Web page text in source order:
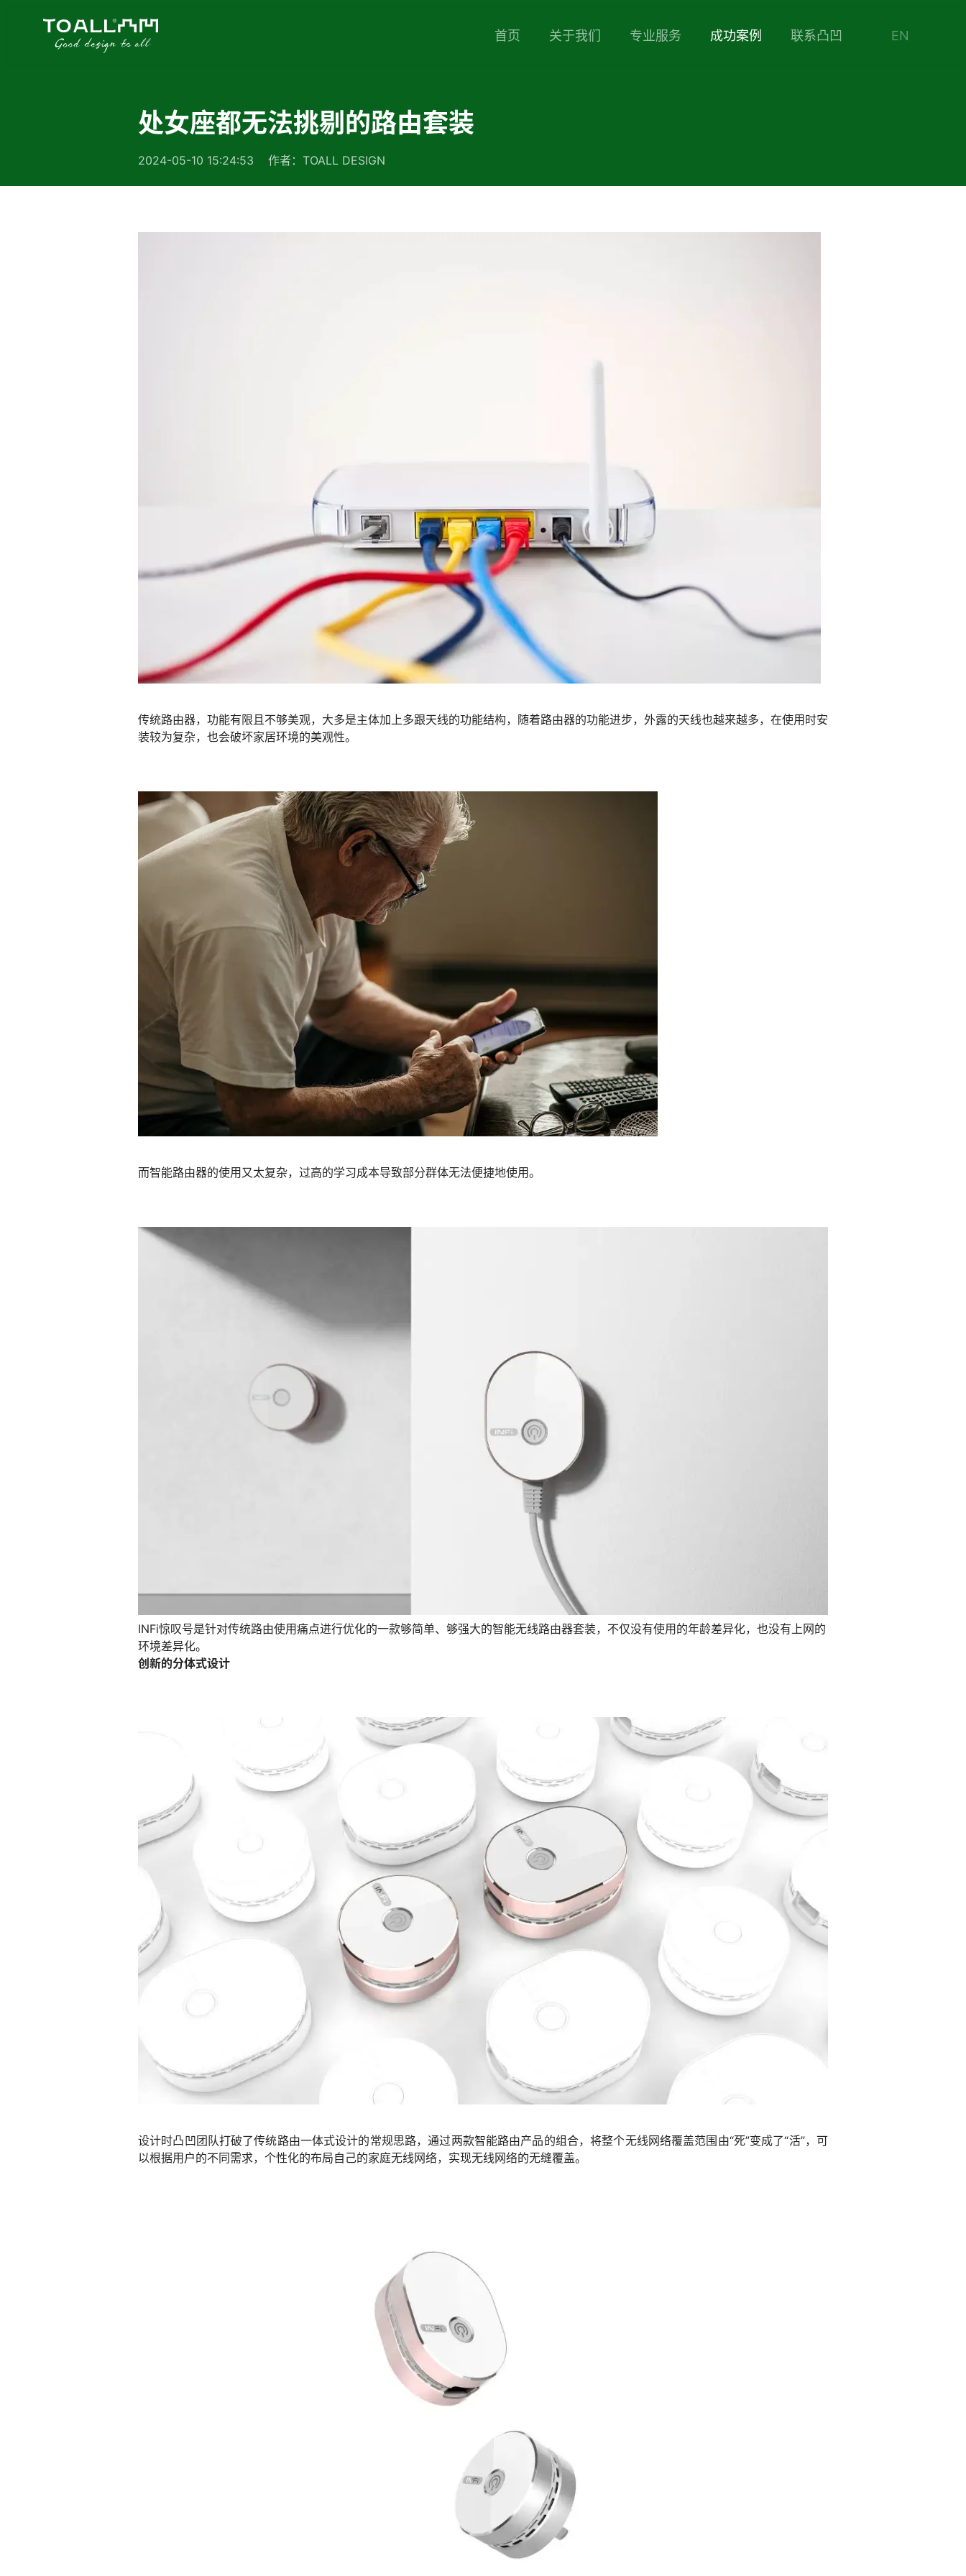
首页 关于我们 专业服务 成功案例 联系凸凹 EN
处女座都无法挑剔的路由套装
2024-05-10 15:24:53 作者：TOALL DESIGN
传统路由器，功能有限且不够美观，大多是主体加上多跟天线的功能结构，随着路由器的功能进步，外露的天线也越来越多，在使用时安
装较为复杂，也会破坏家居环境的美观性。
而智能路由器的使用又太复杂，过高的学习成本导致部分群体无法便捷地使用。
INFi惊叹号是针对传统路由使用痛点进行优化的一款够简单、够强大的智能无线路由器套装，不仅没有使用的年龄差异化，也没有上网的
环境差异化。
创新的分体式设计
设计时凸凹团队打破了传统路由一体式设计的常规思路，通过两款智能路由产品的组合，将整个无线网络覆盖范围由“死”变成了“活”，可
以根据用户的不同需求，个性化的布局自己的家庭无线网络，实现无线网络的无缝覆盖。